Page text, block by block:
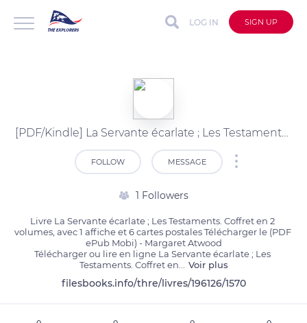
LOG IN SIGN UP
[PDF/Kindle] La Servante écarlate ; Les Testaments. Coffret en 2 volumes, avec 1 affiche et 6 cartes postales par Margaret Atwood
FOLLOW MESSAGE
1 Followers
Livre La Servante écarlate ; Les Testaments. Coffret en 2
volumes, avec 1 affiche et 6 cartes postales Télécharger le (PDF
ePub Mobi) - Margaret Atwood
Télécharger ou lire en ligne La Servante écarlate ; Les
Testaments. Coffret en
Voir plus
filesbooks.info/thre/livres/196126/1570